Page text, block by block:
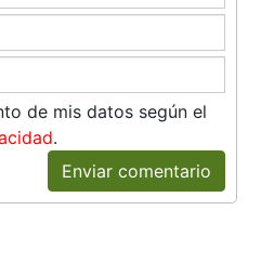
de mis datos según el
.
Enviar comentario